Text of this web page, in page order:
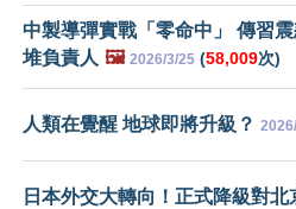
中製導彈實戰「零命中」 傳習
堆負責人 🖼️ 2026/3/25 (58,009次)
人類在覺醒 地球即將升級？
日本外交大轉向！正式降級對北